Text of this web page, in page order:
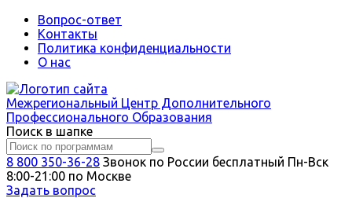
Вопрос-ответ
Контакты
Политика конфиденциальности
О нас
Межрегиональный Центр Дополнительного
Профессионального Образования
Поиск в шапке
8 800 350-36-28 Звонок по России бесплатный Пн-Вск
8:00-21:00 по Москве
Задать вопрос